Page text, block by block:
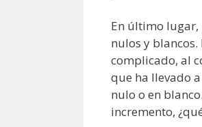
En último lugar,
nulos y blancos.
complicado, al
que ha llevado
nulo o en
incremento,